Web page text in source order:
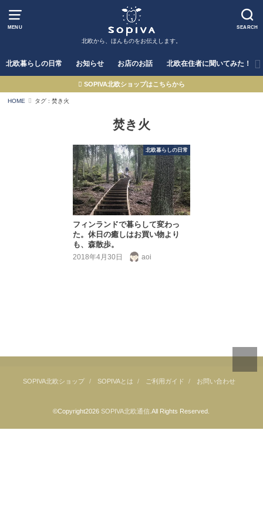
MENU SEARCH
北欧から、ほんものをお伝えします。
北欧暮らしの日常 お知らせ お店のお話 北欧在住者に聞いてみた！
SOPIVA北欧ショップはこちらから
HOME タグ : 焚き火
焚き火
北欧暮らしの日常
フィンランドで暮らして変わっ
た。休日の癒しはお買い物より
も、森散歩。
2018年4月30日 aoi
SOPIVA北欧ショップ SOPIVAとは ご利用ガイド お問い合わせ
©Copyright2026SOPIVA北欧通信 .All Rights Reserved.